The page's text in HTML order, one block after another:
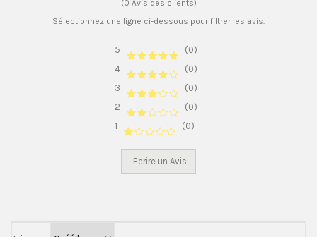
(0 Avis des clients)
Sélectionnez une ligne ci-dessous pour filtrer les avis.
5
(0)
4
(0)
3
(0)
2
(0)
1
(0)
Ecrire un Avis